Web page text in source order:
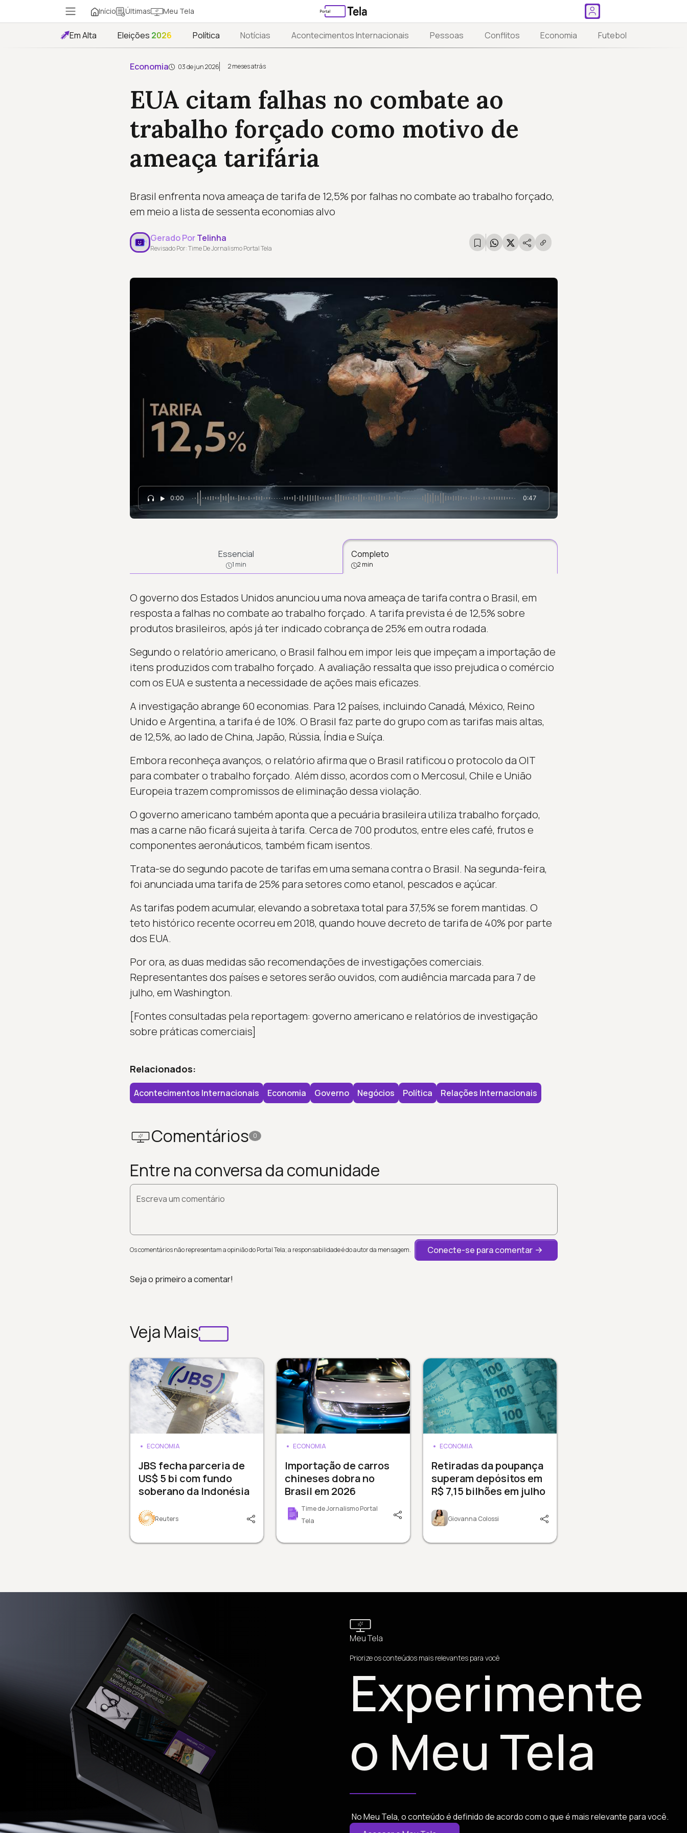
Início Últimas Meu Tela
Em Alta Eleições 2026 Política Notícias Acontecimentos Internacionais Pessoas Conflitos Economia Futebol
Economia 03 de jun 2026 2 meses atrás
EUA citam falhas no combate ao
trabalho forçado como motivo de
ameaça tarifária
Brasil enfrenta nova ameaça de tarifa de 12,5% por falhas no combate ao trabalho forçado,
em meio a lista de sessenta economias alvo
Gerado PorTelinha
Revisado Por: Time De Jornalismo Portal Tela
0:00 0:47
Essencial
1 min
Completo
2 min
O governo dos Estados Unidos anunciou uma nova ameaça de tarifa contra o Brasil, em
resposta a falhas no combate ao trabalho forçado. A tarifa prevista é de 12,5% sobre
produtos brasileiros, após já ter indicado cobrança de 25% em outra rodada.
Segundo o relatório americano, o Brasil falhou em impor leis que impeçam a importação de
itens produzidos com trabalho forçado. A avaliação ressalta que isso prejudica o comércio
com os EUA e sustenta a necessidade de ações mais eficazes.
A investigação abrange 60 economias. Para 12 países, incluindo Canadá, México, Reino
Unido e Argentina, a tarifa é de 10%. O Brasil faz parte do grupo com as tarifas mais altas,
de 12,5%, ao lado de China, Japão, Rússia, Índia e Suíça.
Embora reconheça avanços, o relatório afirma que o Brasil ratificou o protocolo da OIT
para combater o trabalho forçado. Além disso, acordos com o Mercosul, Chile e União
Europeia trazem compromissos de eliminação dessa violação.
O governo americano também aponta que a pecuária brasileira utiliza trabalho forçado,
mas a carne não ficará sujeita à tarifa. Cerca de 700 produtos, entre eles café, frutos e
componentes aeronáuticos, também ficam isentos.
Trata-se do segundo pacote de tarifas em uma semana contra o Brasil. Na segunda-feira,
foi anunciada uma tarifa de 25% para setores como etanol, pescados e açúcar.
As tarifas podem acumular, elevando a sobretaxa total para 37,5% se forem mantidas. O
teto histórico recente ocorreu em 2018, quando houve decreto de tarifa de 40% por parte
dos EUA.
Por ora, as duas medidas são recomendações de investigações comerciais.
Representantes dos países e setores serão ouvidos, com audiência marcada para 7 de
julho, em Washington.
[Fontes consultadas pela reportagem: governo americano e relatórios de investigação
sobre práticas comerciais]
Relacionados:
Acontecimentos Internacionais Economia Governo Negócios Política Relações Internacionais
Comentários 0
Entre na conversa da comunidade
Escreva um comentário
Os comentários não representam a opinião do Portal Tela; a responsabilidade é do autor da mensagem. Conecte-se para comentar
Seja o primeiro a comentar!
Veja Mais
ECONOMIA
JBS fecha parceria de
US$ 5 bi com fundo
soberano da Indonésia
Reuters
ECONOMIA
Importação de carros
chineses dobra no
Brasil em 2026
Time de Jornalismo Portal
Tela
ECONOMIA
Retiradas da poupança
superam depósitos em
R$ 7,15 bilhões em julho
Giovanna Colossi
Meu Tela
Priorize os conteúdos mais relevantes para você
Experimente
o Meu Tela
No Meu Tela, o conteúdo é definido de acordo com o que é mais relevante para você.